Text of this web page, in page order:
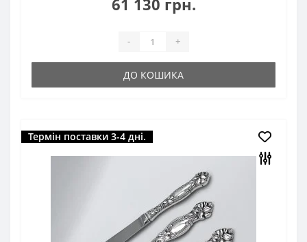
- +
ДО КОШИКА
Термін поставки 3-4 дні.